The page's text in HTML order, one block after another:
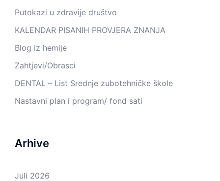
Putokazi u zdravije društvo
KALENDAR PISANIH PROVJERA ZNANJA
Blog iz hemije
Zahtjevi/Obrasci
DENTAL – List Srednje zubotehničke škole
Nastavni plan i program/ fond sati
Arhive
Juli 2026